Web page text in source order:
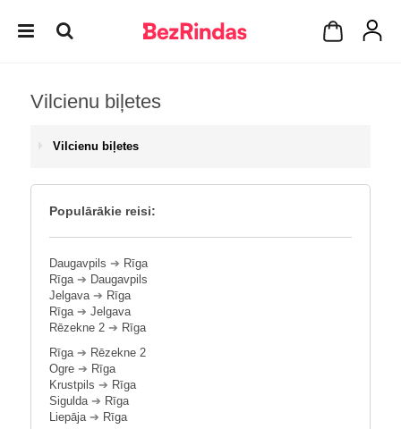
Vilcienu biļetes
Vilcienu biļetes
Populārākie reisi:
Daugavpils ➔ Rīga
Rīga➔ Daugavpils
Jelgava➔ Rīga
Rīga➔ Jelgava
Rēzekne 2 ➔ Rīga
Rīga➔ Rēzekne 2
Ogre ➔ Rīga
Krustpils ➔ Rīga
Sigulda➔ Rīga
Liepāja➔ Rīga